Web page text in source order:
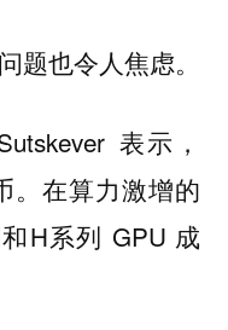
题也令人焦虑。
表示，
。在算力激增的
H系列 GPU 成